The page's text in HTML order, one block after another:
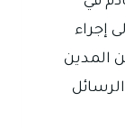
إجراء
المدين